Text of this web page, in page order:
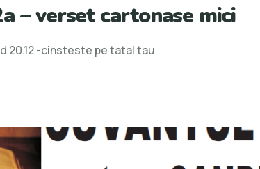
– verset cartonase mici
20.12 -cinsteste pe tatal tau